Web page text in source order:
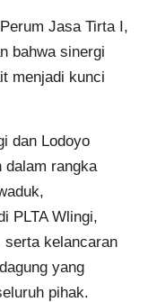
Jasa Tirta I,
bahwa sinergi
menjadi kunci
dan Lodoyo
dalam rangka
PLTA Wlingi,
serta kelancaran
yang
pihak.